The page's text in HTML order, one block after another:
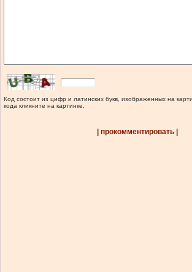
Код состоит из цифр и латинских букв, изображенных на
кода кликните на картинке.
| прокомментировать |